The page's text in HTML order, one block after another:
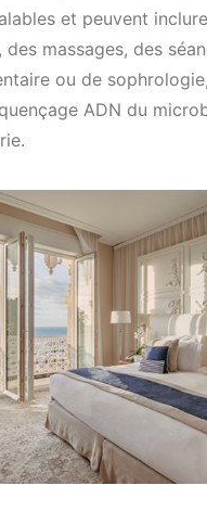
et peuvent
massages, des
ou de
ADN du